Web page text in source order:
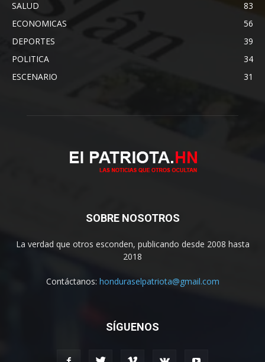
SALUD
83
ECONOMICAS
56
DEPORTES
39
POLITICA
34
ESCENARIO
31
SOBRE NOSOTROS
La verdad que otros esconden, publicando desde 2008 hasta
2018
Contáctanos: honduraselpatriota@gmail.com
SÍGUENOS